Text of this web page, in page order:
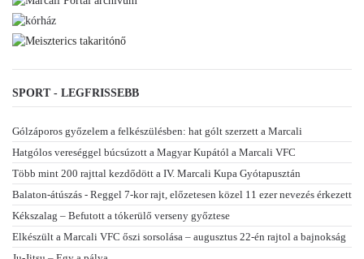
SPORT - LEGFRISSEBB
Gólzáporos győzelem a felkészülésben: hat gólt szerzett a Marcali
Hatgólos vereséggel búcsúzott a Magyar Kupától a Marcali VFC
Több mint 200 rajttal kezdődött a IV. Marcali Kupa Gyótapusztán
Balaton-átúszás - Reggel 7-kor rajt, előzetesen közel 11 ezer nevezés érkezett
Kékszalag – Befutott a tókerülő verseny győztese
Elkészült a Marcali VFC őszi sorsolása – augusztus 22-én rajtol a bajnokság